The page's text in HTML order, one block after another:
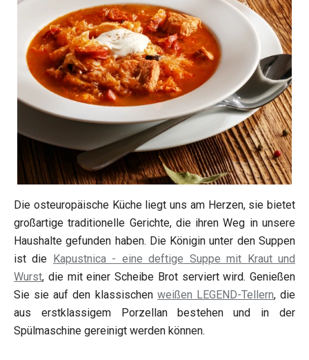
Die osteuropäische Küche liegt uns am Herzen, sie bietet
großartige traditionelle Gerichte, die ihren Weg in unsere
Haushalte gefunden haben. Die Königin unter den Suppen
ist die Kapustnica - eine deftige Suppe mit Kraut und
Wurst, die mit einer Scheibe Brot serviert wird. Genießen
Sie sie auf den klassischen weißen LEGEND-Tellern, die
aus erstklassigem Porzellan bestehen und in der
Spülmaschine gereinigt werden können.